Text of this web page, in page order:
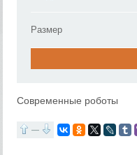
Размер
Современные роботы
—